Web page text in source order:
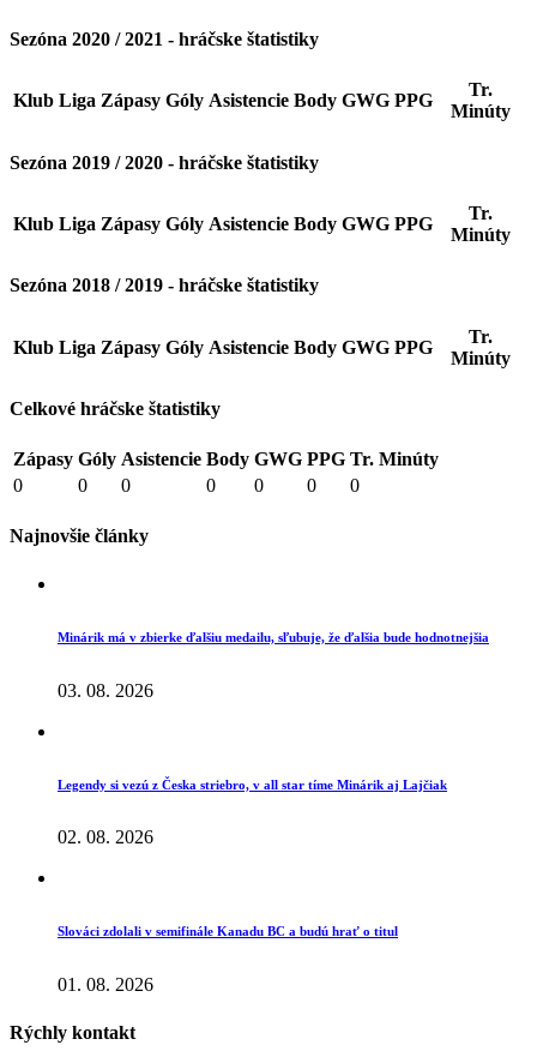
Sezóna 2020 / 2021 - hráčske štatistiky
Klub Liga Zápasy Góly Asistencie Body GWG PPG
Tr.
Minúty
Sezóna 2019 / 2020 - hráčske štatistiky
Klub Liga Zápasy Góly Asistencie Body GWG PPG
Tr.
Minúty
Sezóna 2018 / 2019 - hráčske štatistiky
Klub Liga Zápasy Góly Asistencie Body GWG PPG
Tr.
Minúty
Celkové hráčske štatistiky
Zápasy Góly Asistencie Body GWG PPG Tr. Minúty
0
0 0 0 0 0 0
Najnovšie články
Minárik má v zbierke ďalšiu medailu, sľubuje, že ďalšia bude hodnotnejšia
03. 08. 2026
Legendy si vezú z Česka striebro, v all star tíme Minárik aj Lajčiak
02. 08. 2026
Slováci zdolali v semifinále Kanadu BC a budú hrať o titul
01. 08. 2026
Rýchly kontakt